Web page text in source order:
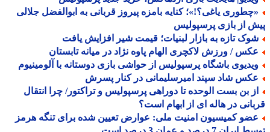
یاغی؟!»؛ کنایه بامزه پیروز قربانی به ابوالفضل جلالی
از بازی پرسپولیس
تازه به بازار لبنیات؛ قیمت شیر افزایش یافت
/ ورزش لاکچری الهام پاوه نژاد در میانه تابستان
باشگاه پرسپولیس از حواشی بازی دوستانه با آلومینیوم
شاد سپند امیرسلیمانی در کنار پسرش
بن بست الوحده تا دوراهی پرسپولیس و تراکتور/ چرا انتقال
در هاله ای از ابهام است؟
کمیسیون امنیت ملی: عوارض تعیین شده برای تنگه هرمز